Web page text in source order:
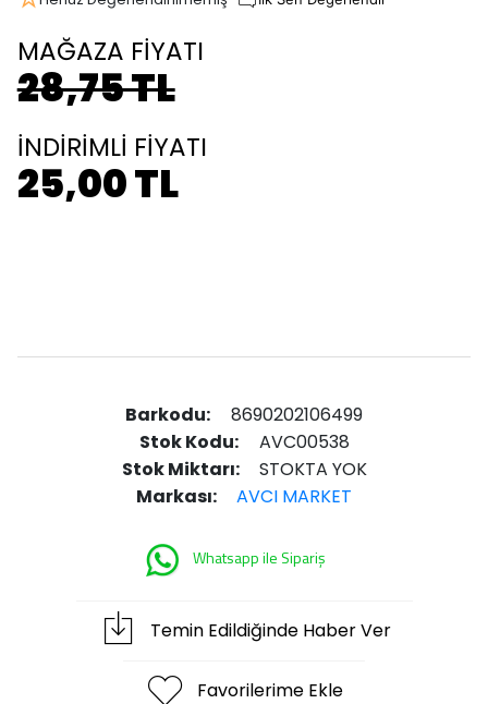
MAĞAZA FİYATI
28,75 TL
İNDİRİMLİ FİYATI
25,00 TL
Barkodu:
8690202106499
Stok Kodu:
AVC00538
Stok Miktarı:
STOKTA YOK
Markası:
AVCI MARKET
Whatsapp ile Sipariş
Temin Edildiğinde Haber Ver
Favorilerime Ekle